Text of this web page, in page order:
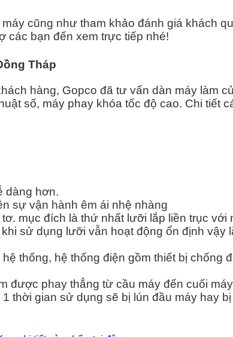
cũng như tham khảo đánh giá khách
các bạn đến xem trực tiếp nhé!
Tháp
hàng, Gopco đã tư vấn dàn máy làm
số, máy phay khóa tốc độ cao. Chi tiết
dàng hơn.
sự vận hành êm ái nhệ nhàng
mục đích là thứ nhất lưỡi lắp liền trục
sử dụng lưỡi vẫn hoạt động ổn định vậy
thống, hệ thống điện gồm thiết bị chống
được phay thẳng từ cầu máy đến cuối
thời gian sử dụng sẽ bị lún đầu máy hay